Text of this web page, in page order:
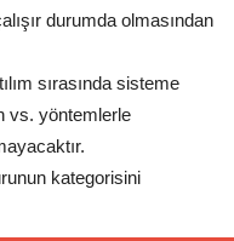
durumda olmasından
sırasında sisteme
vs. yöntemlerle
kategorisini